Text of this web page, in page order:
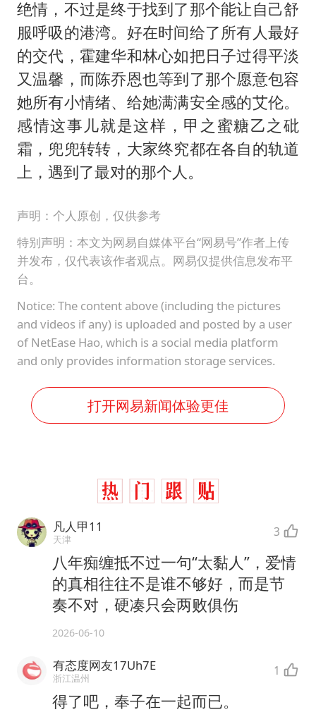
绝情，不过是终于找到了那个能让自己舒
服呼吸的港湾。好在时间给了所有人最好
的交代，霍建华和林心如把日子过得平淡
又温馨，而陈乔恩也等到了那个愿意包容
她所有小情绪、给她满满安全感的艾伦。
感情这事儿就是这样，甲之蜜糖乙之砒
霜，兜兜转转，大家终究都在各自的轨道
上，遇到了最对的那个人。
声明：个人原创，仅供参考
特别声明：本文为网易自媒体平台“网易号”作者上传
并发布，仅代表该作者观点。网易仅提供信息发布平
台。
Notice: The content above (including the pictures
and videos if any) is uploaded and posted by a user
of NetEase Hao, which is a social media platform
and only provides information storage services.
打开网易新闻体验更佳
凡人甲11
天津 3
八年痴缠抵不过一句“太黏人”，爱情
的真相往往不是谁不够好，而是节
奏不对，硬凑只会两败俱伤
2026-06-10
有态度网友17Uh7E
浙江温州 1
得了吧，奉子在一起而已。